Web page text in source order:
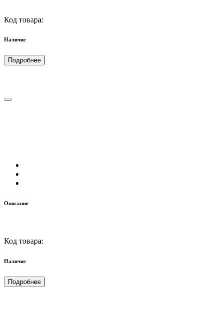
Код товара:
Наличие
Подробнее
Описание
Код товара:
Наличие
Подробнее